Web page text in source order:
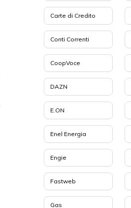
Carte di Credito
Conti Correnti
CoopVoce
DAZN
E.ON
Enel Energia
Engie
Fastweb
Gas